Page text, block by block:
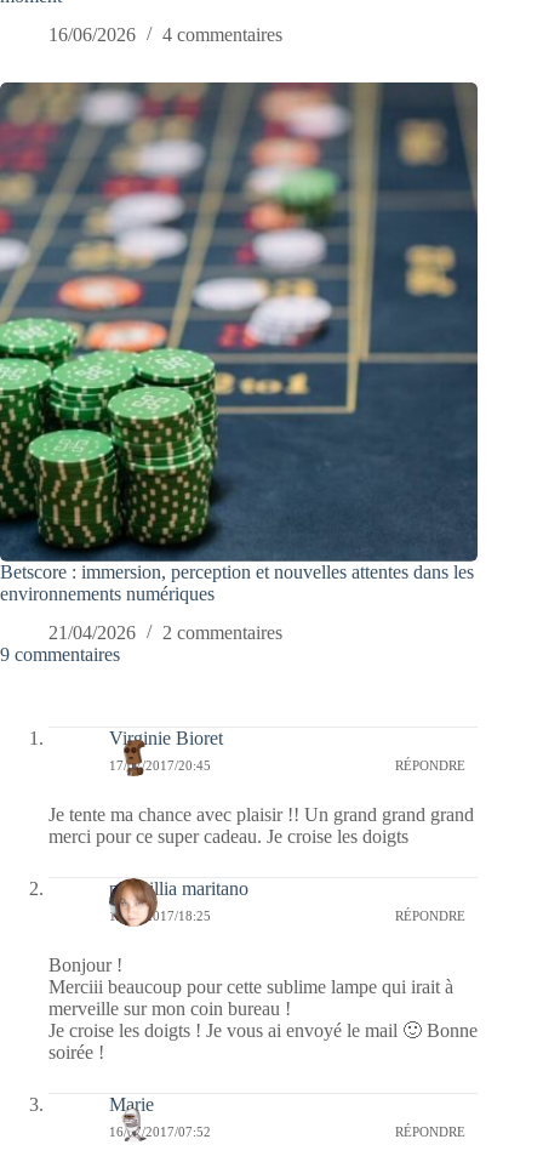
16/06/2026
4 commentaires
Betscore : immersion, perception et nouvelles attentes dans les
environnements numériques
21/04/2026
2 commentaires
9 commentaires
Virginie Bioret
17/07/2017/20:45 RÉPONDRE
Je tente ma chance avec plaisir !! Un grand grand grand
merci pour ce super cadeau. Je croise les doigts
prescillia maritano
16/07/2017/18:25 RÉPONDRE
Bonjour !
Merciii beaucoup pour cette sublime lampe qui irait à
merveille sur mon coin bureau !
Je croise les doigts ! Je vous ai envoyé le mail 🙂 Bonne
soirée !
Marie
16/07/2017/07:52 RÉPONDRE